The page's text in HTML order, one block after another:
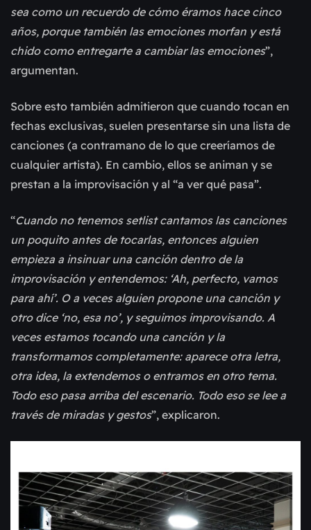
sea como un recuerdo de cómo éramos hace cinco
años, porque también las emociones morfan y está
chido como entregarte a cambiar las emociones”,
argumentan.
Sobre esto también admitieron que cuando tocan en
fechas exclusivas, suelen presentarse sin una lista de
canciones (a contramano de lo que creeríamos de
cualquier artista). En cambio, ellos se animan y se
prestan a la improvisación y al “a ver qué pasa”.
“Cuando no tenemos setlist cantamos las canciones
un poquito antes de tocarlas, entonces alguien
empieza a insinuar una canción dentro de la
improvisación y entendemos: ‘Ah, perfecto, vamos
para ahí’. O a veces alguien propone una canción y
otro dice ‘no, esa no’, y seguimos improvisando. A
veces estamos tocando una canción y la
transformamos completamente: aparece otra letra,
otra idea, la extendemos o entramos en otro tema.
Todo eso pasa arriba del escenario. Todo eso se lee a
través de miradas y gestos”, explicaron.